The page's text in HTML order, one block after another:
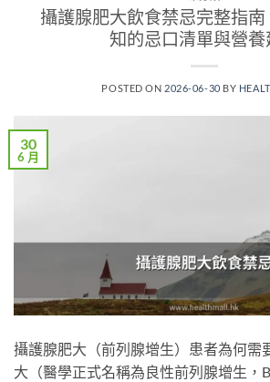
攝護腺肥大飲食禁忌完整指
知的忌口清單與營養
POSTED ON 2026-06-30 BY
30
6 月
攝護腺肥大（前列腺增生）患者為何需
大（醫學正式名稱為良性前列腺增生，